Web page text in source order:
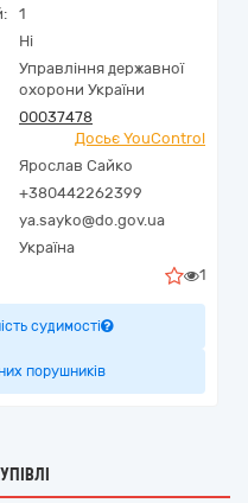
1
Ні
Управління державної
охорони України
00037478
Досьє YouControl
Ярослав Сайко
+380442262399
ya.sayko@do.gov.ua
Україна
1
судимості
порушників